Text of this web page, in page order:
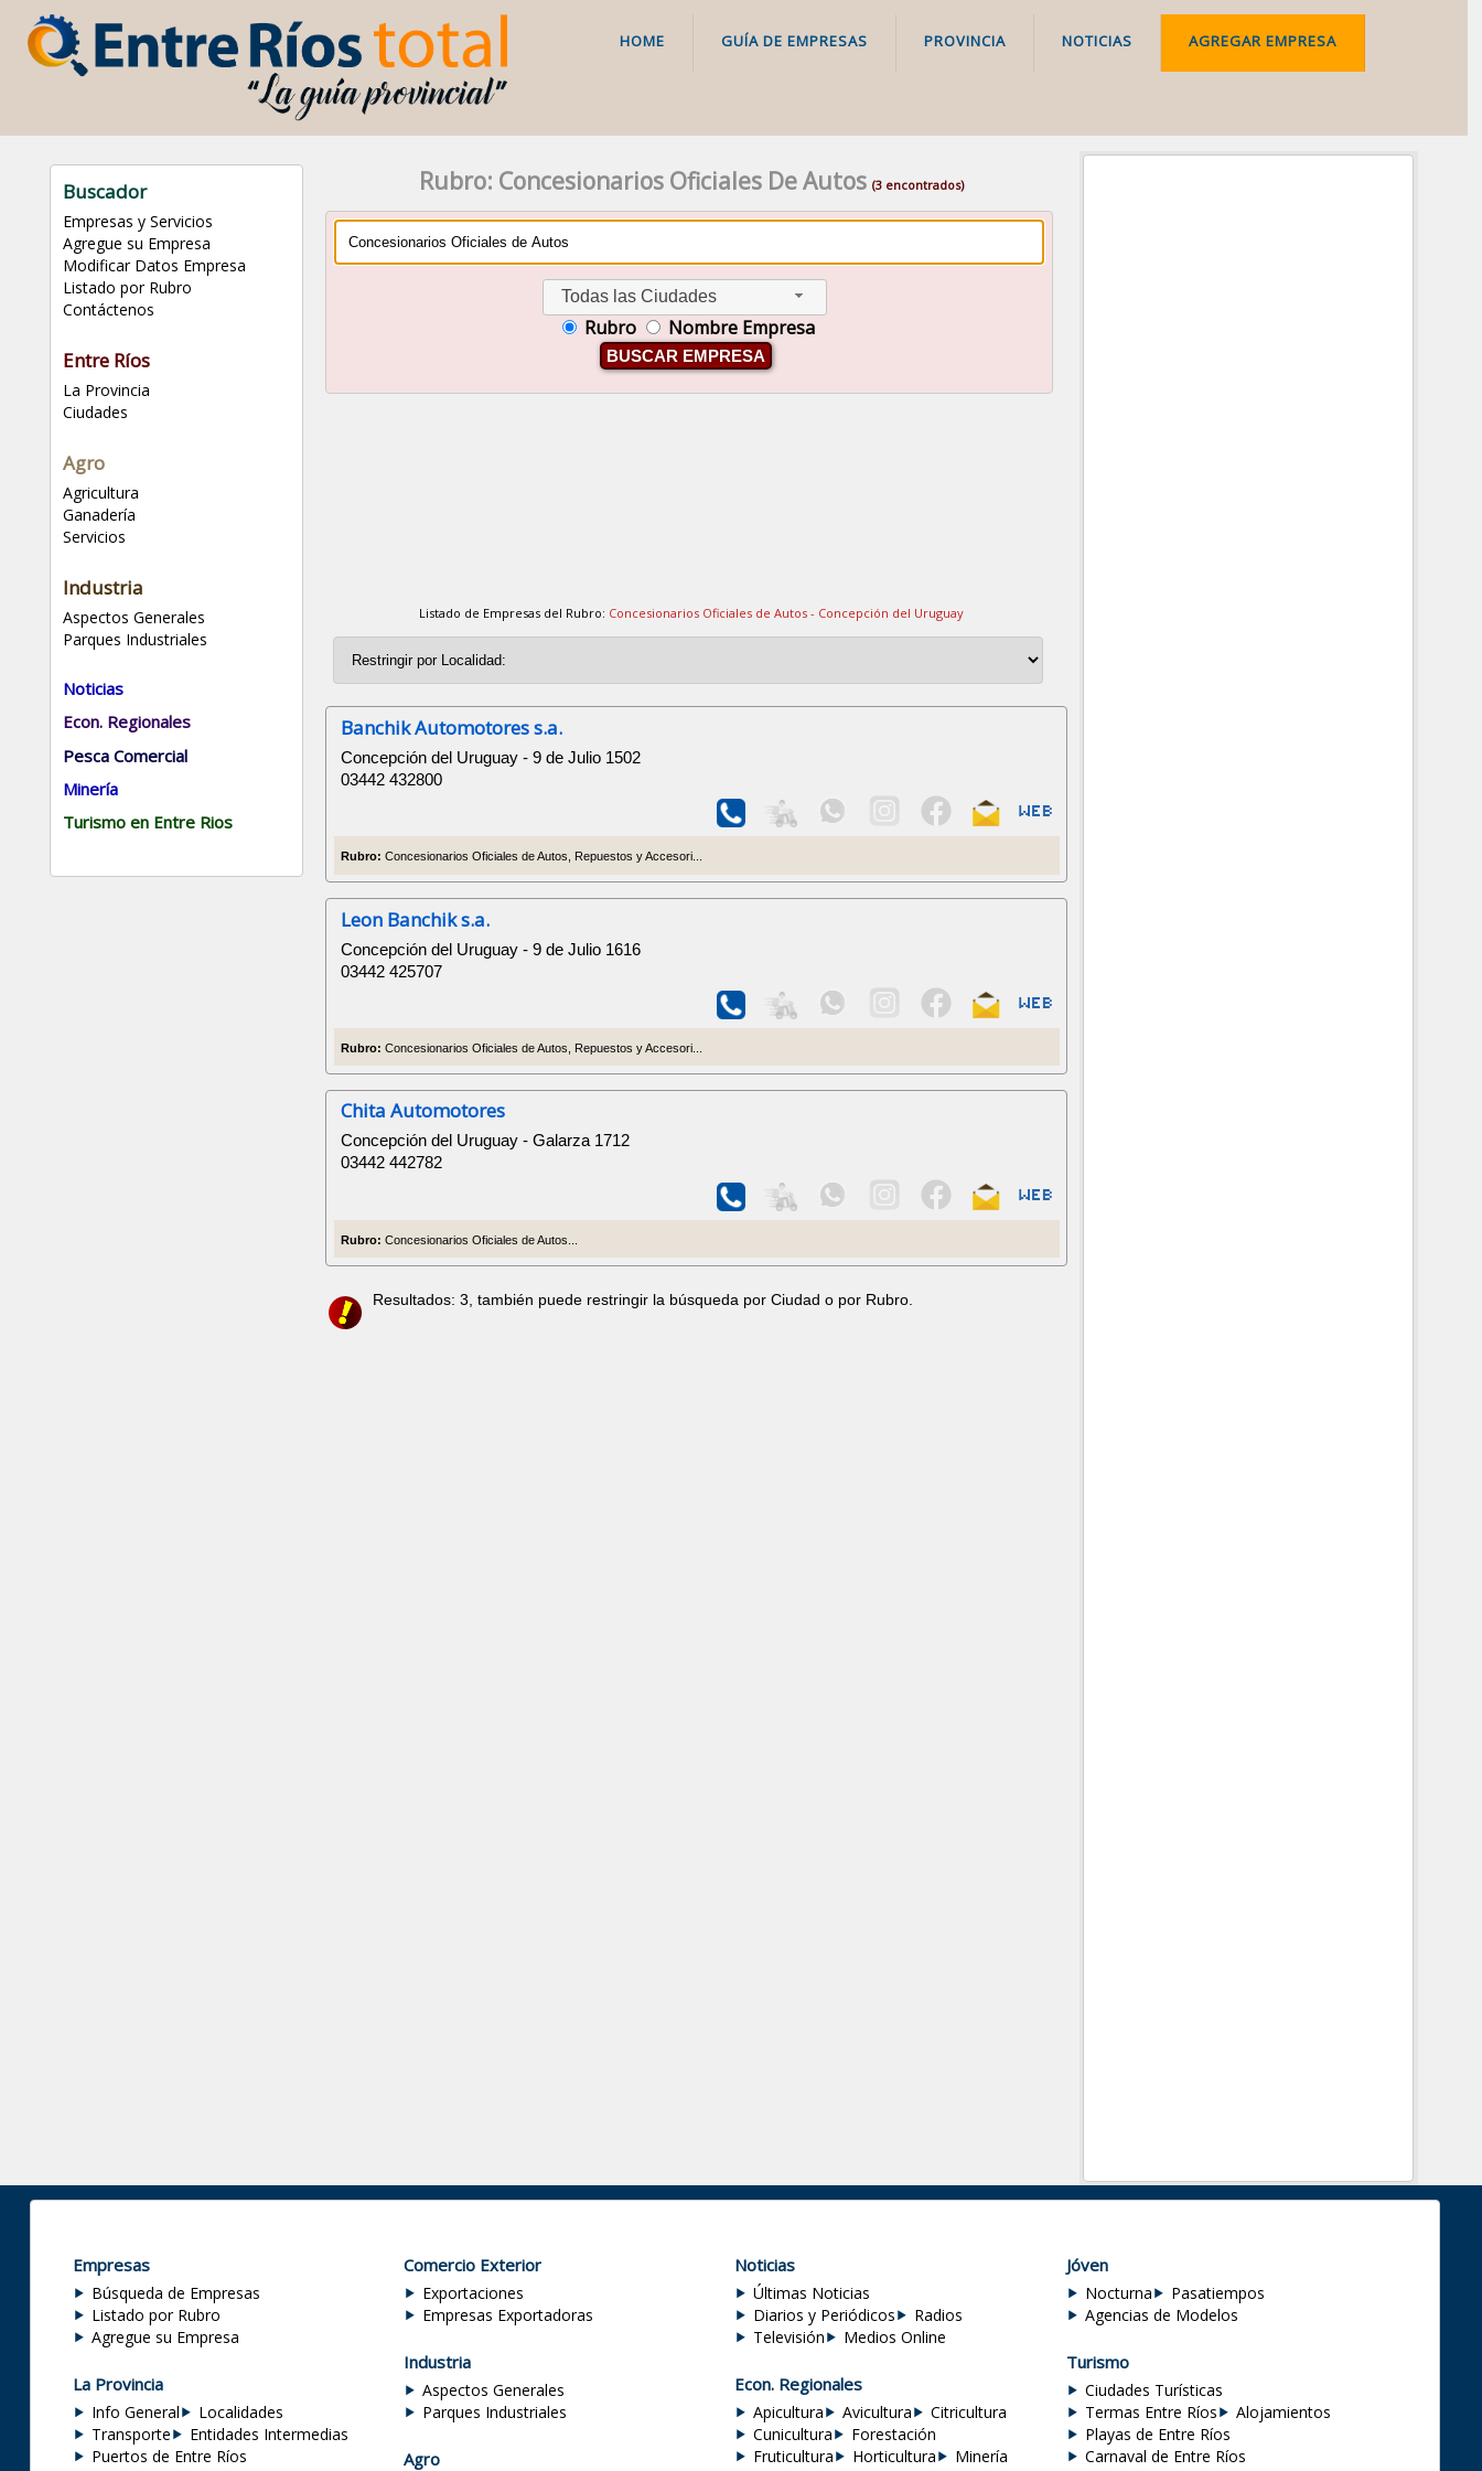
HOME GUÍA DE EMPRESAS PROVINCIA NOTICIAS AGREGAR EMPRESA
Buscador
Empresas y Servicios
Agregue su Empresa
Modificar Datos Empresa
Listado por Rubro
Contáctenos
Entre Ríos
La Provincia
Ciudades
Agro
Agricultura
Ganadería
Servicios
Industria
Aspectos Generales
Parques Industriales
Noticias
Econ. Regionales
Pesca Comercial
Minería
Turismo en Entre Rios
Rubro: Concesionarios Oficiales De Autos(3 encontrados)
Todas las Ciudades
Rubro Nombre Empresa
BUSCAR EMPRESA
Listado de Empresas del Rubro: Concesionarios Oficiales de Autos - Concepción del Uruguay
Banchik Automotores s.a.
Concepción del Uruguay - 9 de Julio 1502
03442 432800
Rubro: Concesionarios Oficiales de Autos, Repuestos y Accesori...
Leon Banchik s.a.
Concepción del Uruguay - 9 de Julio 1616
03442 425707
Rubro: Concesionarios Oficiales de Autos, Repuestos y Accesori...
Chita Automotores
Concepción del Uruguay - Galarza 1712
03442 442782
Rubro: Concesionarios Oficiales de Autos...
Resultados: 3, también puede restringir la búsqueda por Ciudad o por Rubro.
Empresas
Búsqueda de Empresas
Listado por Rubro
Agregue su Empresa
La Provincia
Info General
Localidades
Transporte
Entidades Intermedias
Puertos de Entre Ríos
Comercio Exterior
Exportaciones
Empresas Exportadoras
Industria
Aspectos Generales
Parques Industriales
Agro
Noticias
Últimas Noticias
Diarios y Periódicos
Radios
Televisión
Medios Online
Econ. Regionales
Apicultura Avicultura
Citricultura
Cunicultura
Forestación
Fruticultura
Horticultura
Minería
Jóven
Nocturna
Pasatiempos
Agencias de Modelos
Turismo
Ciudades Turísticas
Termas Entre Ríos
Alojamientos
Playas de Entre Ríos
Carnaval de Entre Ríos